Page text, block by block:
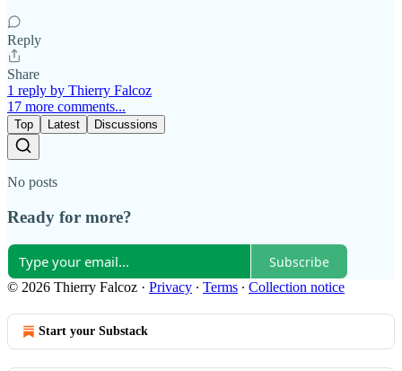
Reply
Share
1 reply by Thierry Falcoz
17 more comments...
Top Latest Discussions
No posts
Ready for more?
Subscribe
© 2026 Thierry Falcoz · Privacy ∙ Terms ∙ Collection notice
Start your Substack